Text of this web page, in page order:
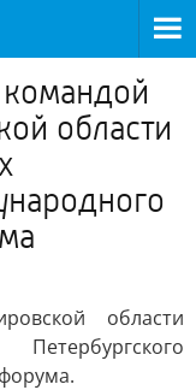
области
области